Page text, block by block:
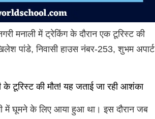
मनाली में ट्रेकिंग के दौरान एक टूरिस्ट की
पांडे, निवासी हाउस नंबर-253, शुभम अपार्ट
की मौत! यह जताई जा रही आशंका
में घूमने के लिए आया हुआ था। इस दौरान जब